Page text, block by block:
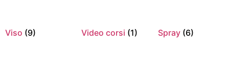
Viso (9) Video corsi (1) Spray (6)